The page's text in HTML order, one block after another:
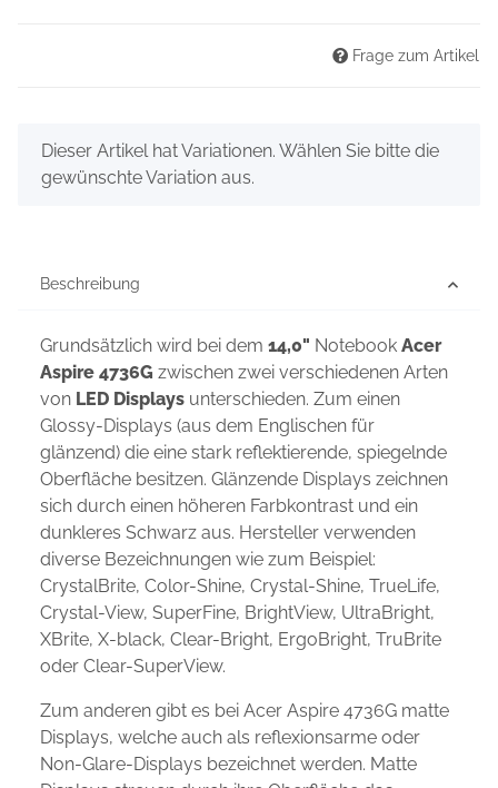
Frage zum Artikel
x
Dieser Artikel hat Variationen. Wählen Sie bitte die
gewünschte Variation aus.
Beschreibung
Grundsätzlich wird bei dem 14,0" Notebook Acer
Aspire 4736G zwischen zwei verschiedenen Arten
von LED Displays unterschieden. Zum einen
Glossy-Displays (aus dem Englischen für
glänzend) die eine stark reflektierende, spiegelnde
Oberfläche besitzen. Glänzende Displays zeichnen
sich durch einen höheren Farbkontrast und ein
dunkleres Schwarz aus. Hersteller verwenden
diverse Bezeichnungen wie zum Beispiel:
CrystalBrite, Color-Shine, Crystal-Shine, TrueLife,
Crystal-View, SuperFine, BrightView, UltraBright,
XBrite, X-black, Clear-Bright, ErgoBright, TruBrite
oder Clear-SuperView.
Zum anderen gibt es bei Acer Aspire 4736G matte
Displays, welche auch als reflexionsarme oder
Non-Glare-Displays bezeichnet werden. Matte